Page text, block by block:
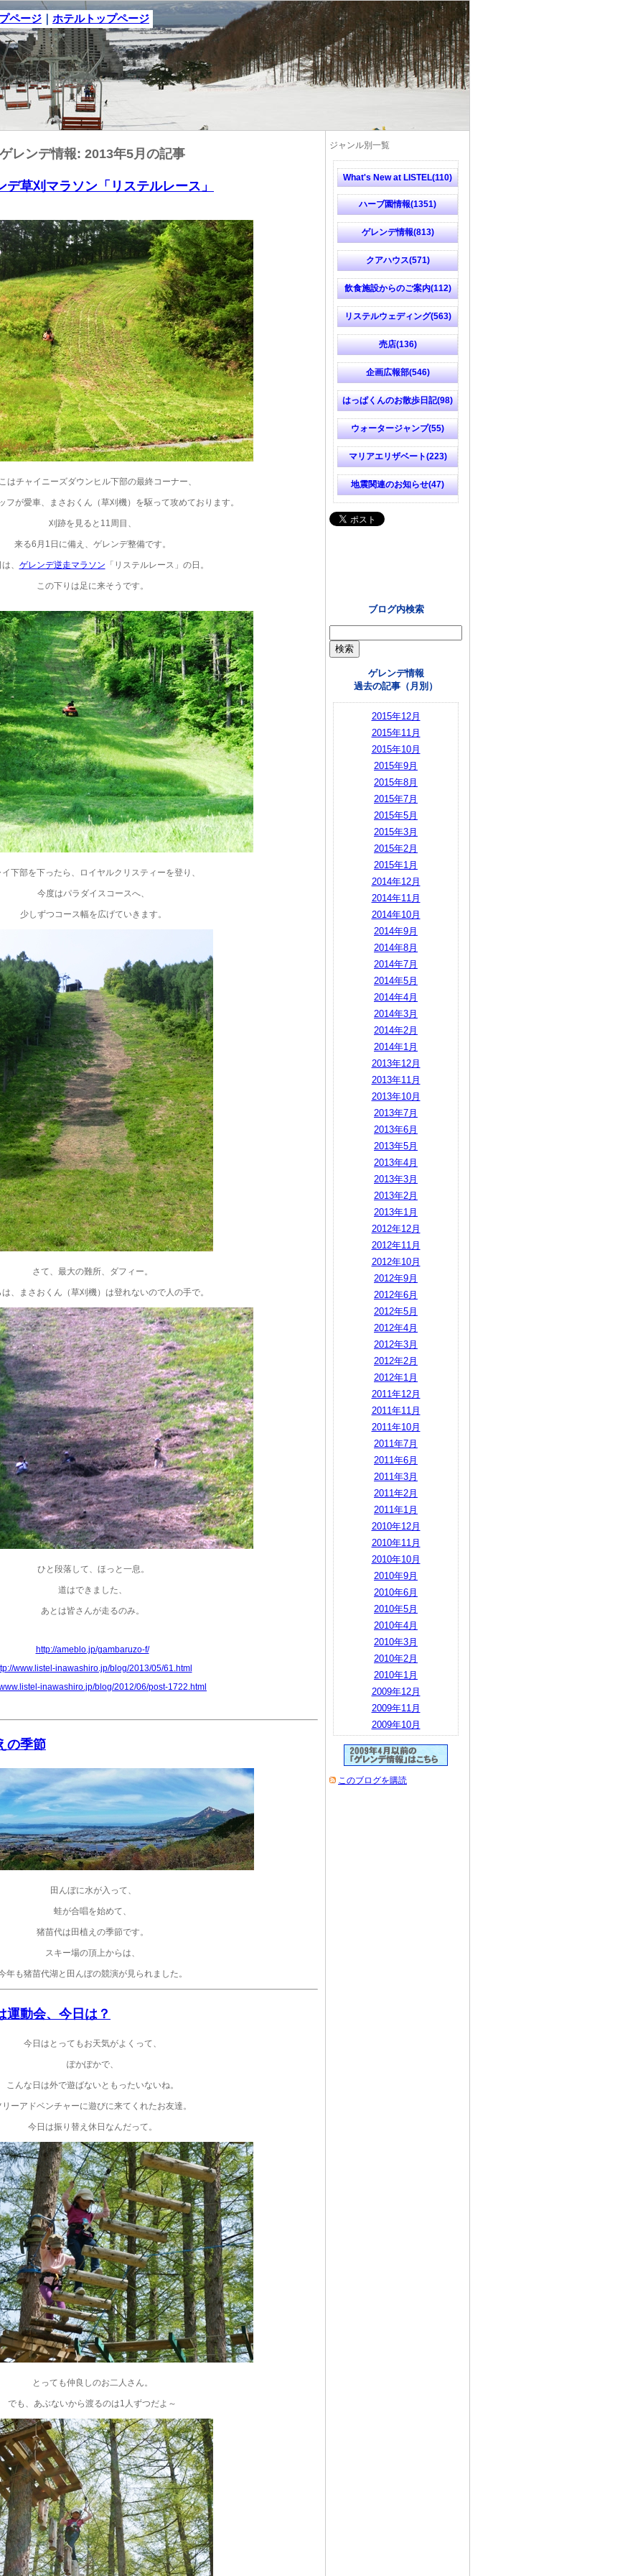
ページ ｜ ホテルトップページ
ジャンル別一覧
What's New at LISTEL(110)
ハーブ園情報(1351)
ゲレンデ情報(813)
クアハウス(571)
飲食施設からのご案内(112)
リステルウェディング(563)
売店(136)
企画広報部(546)
はっぱくんのお散歩日記(98)
ウォータージャンプ(55)
マリアエリザベート(223)
地震関連のお知らせ(47)
ブログ内検索
ゲレンデ情報
過去の記事（月別）
2015年12月
2015年11月
2015年10月
2015年9月
2015年8月
2015年7月
2015年5月
2015年3月
2015年2月
2015年1月
2014年12月
2014年11月
2014年10月
2014年9月
2014年8月
2014年7月
2014年5月
2014年4月
2014年3月
2014年2月
2014年1月
2013年12月
2013年11月
2013年10月
2013年7月
2013年6月
2013年5月
2013年4月
2013年3月
2013年2月
2013年1月
2012年12月
2012年11月
2012年10月
2012年9月
2012年6月
2012年5月
2012年4月
2012年3月
2012年2月
2012年1月
2011年12月
2011年11月
2011年10月
2011年7月
2011年6月
2011年3月
2011年2月
2011年1月
2010年12月
2010年11月
2010年10月
2010年9月
2010年6月
2010年5月
2010年4月
2010年3月
2010年2月
2010年1月
2009年12月
2009年11月
2009年10月
このブログを購読
ゲレンデ情報: 2013年5月の記事
草刈マラソン「リステルレース」
はチャイニーズダウンヒル下部の最終コーナー、
フが愛車、まさおくん（草刈機）を駆って攻めております。
刈跡を見ると11周目、
来る6月1日に備え、ゲレンデ整備です。
、 ゲレンデ逆走マラソン 「リステルレース」の日。
この下りは足に来そうです。
下部を下ったら、ロイヤルクリスティーを登り、
今度はパラダイスコースへ、
少しずつコース幅を広げていきます。
さて、最大の難所、ダフィー。
、まさおくん（草刈機）は登れないので人の手で。
ひと段落して、ほっと一息。
道はできました、
あとは皆さんが走るのみ。
http://ameblo.jp/gambaruzo-f/
www.listel-inawashiro.jp/blog/2013/05/61.html
inawashiro.jp/blog/2012/06/post-1722.html
の季節
田んぼに水が入って、
蛙が合唱を始めて、
猪苗代は田植えの季節です。
スキー場の頂上からは、
年も猪苗代湖と田んぼの競演が見られました。
運動会、今日は？
今日はとってもお天気がよくって、
ぽかぽかで、
こんな日は外で遊ばないともったいないね。
リーアドベンチャーに遊びに来てくれたお友達。
今日は振り替え休日なんだって。
とっても仲良しのお二人さん。
でも、あぶないから渡るのは1人ずつだよ～